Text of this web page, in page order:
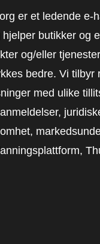
er et ledende e-
butikker og
og/eller
bedre. Vi tilbyr
med ulike